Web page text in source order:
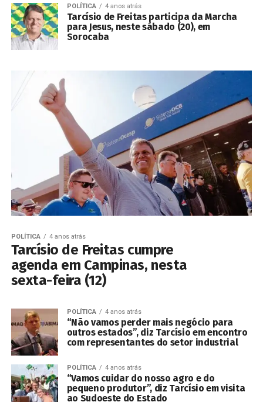
POLÍTICA 4 anos atrás
Tarcísio de Freitas participa da Marcha
para Jesus, neste sábado (20), em
Sorocaba
POLÍTICA 4 anos atrás
Tarcísio de Freitas cumpre
agenda em Campinas, nesta
sexta-feira (12)
POLÍTICA 4 anos atrás
“Não vamos perder mais negócio para
outros estados”, diz Tarcísio em encontro
com representantes do setor industrial
POLÍTICA 4 anos atrás
“Vamos cuidar do nosso agro e do
pequeno produtor”, diz Tarcísio em visita
ao Sudoeste do Estado